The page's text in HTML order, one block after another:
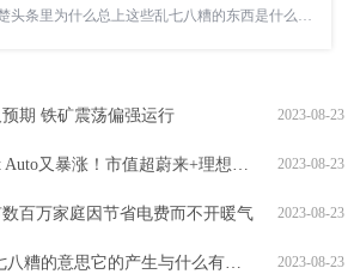
实在搞不清楚头条里为什么总上这些乱七八糟的东西是什么意思？这是什么
2023-08-23
期 铁矿震荡偏强运行
2023-08-23
涨！市值超蔚来+理想+小鹏，仅次于特斯拉
2023-08-23
百万家庭因节省电费而不开暖气
2023-08-23
糟的意思它的产生与什么有关）